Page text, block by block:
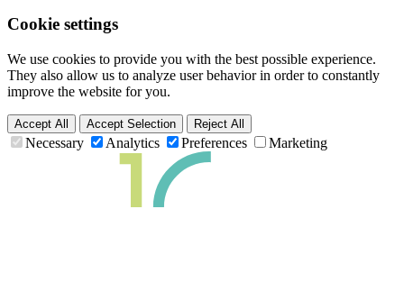
Cookie settings
We use cookies to provide you with the best possible experience.
They also allow us to analyze user behavior in order to constantly
improve the website for you.
Accept All Accept Selection Reject All
Necessary Analytics Preferences Marketing